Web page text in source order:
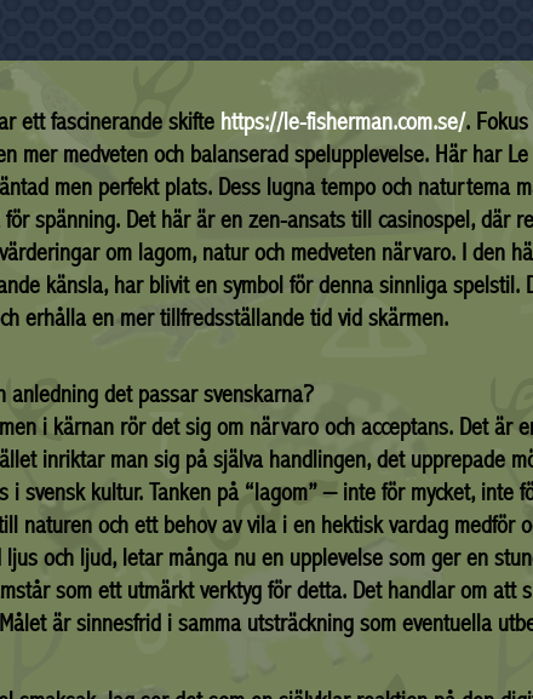
ett fascinerande skifte https://le-fisherman.com.se/.
mer medveten och balanserad spelupplevelse. Här har
men perfekt plats. Dess lugna tempo och naturtema
spänning. Det här är en zen-ansats till casinospel, där
om lagom, natur och medveten närvaro. I den
känsla, har blivit en symbol för denna sinnliga spelstil.
erhålla en mer tillfredsställande tid vid skärmen.
anledning det passar svenskarna?
i kärnan rör det sig om närvaro och acceptans. Det är
inriktar man sig på själva handlingen, det upprepade
i svensk kultur. Tanken på “lagom” – inte för mycket,
naturen och ett behov av vila i en hektisk vardag medför
och ljud, letar många nu en upplevelse som ger en
som ett utmärkt verktyg för detta. Det handlar om att
är sinnesfrid i samma utsträckning som eventuella